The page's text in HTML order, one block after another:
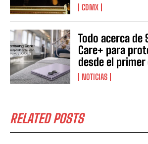
CDMX
Todo acerca de
Care+ para
desde el primer
NOTICIAS
RELATED POSTS